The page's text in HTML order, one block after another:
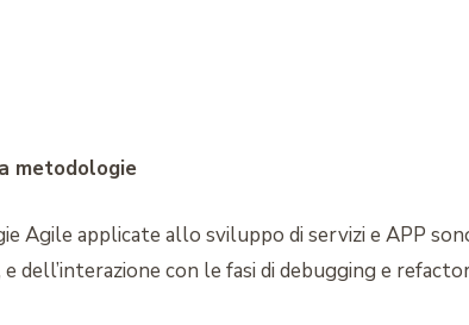
metodologie
Agile applicate allo sviluppo di servizi e APP
e dell’interazione con le fasi di debugging e